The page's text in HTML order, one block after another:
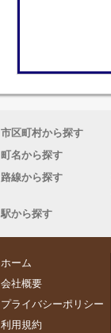
市区町村から探す
町名から探す
路線から探す
駅から探す
ホーム
会社概要
プライバシーポリシー
利用規約